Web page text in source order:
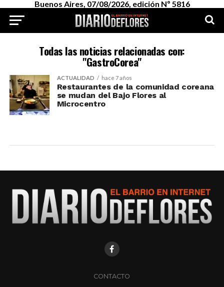
Buenos Aires, 07/08/2026, edición Nº 5816
Todas las noticias relacionadas con:
"GastroCorea"
ACTUALIDAD hace 7 años
Restaurantes de la comunidad coreana
se mudan del Bajo Flores al
Microcentro
CONTACTO